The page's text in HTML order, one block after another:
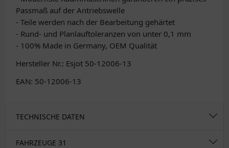
Passmaß auf der Antriebswelle
- Teile werden nach der Bearbeitung gehärtet
- Rund- und Planlauftoleranzen von unter 0,1 mm
- 100% Made in Germany, OEM Qualität
Hersteller Nr.: Esjot 50-12006-13
EAN: 50-12006-13
TECHNISCHE DATEN
FAHRZEUGE 31